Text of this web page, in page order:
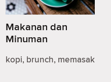
Makanan dan
Minuman
kopi, brunch, memasak